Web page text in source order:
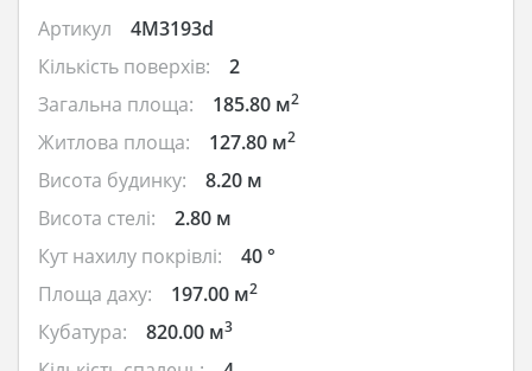
Артикул
4M3193d
Кількість поверхів:
2
Загальна площа:
185.80 м2
Житлова площа: 127.80 м2
Висота будинку:
8.20 м
Висота стелі:
2.80 м
Кут нахилу покрівлі:
40 °
Площа даху:
197.00 м2
Кубатура: 820.00 м3